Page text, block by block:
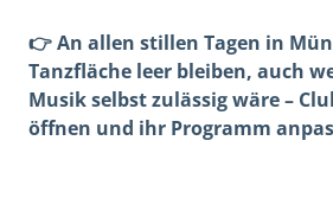
👉 An allen stillen Tagen in
Tanzfläche leer bleiben, auch
Musik selbst zulässig wäre –
öffnen und ihr Programm